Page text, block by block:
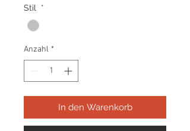
Stil *
Anzahl *
In den Warenkorb